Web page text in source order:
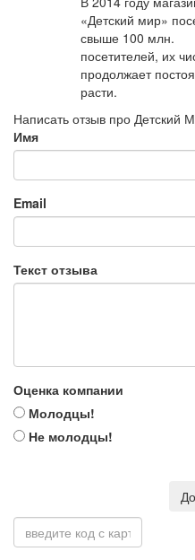
«Детский мир»
свыше 100 млн.
посетителей, их
продолжает
расти.
Написать отзыв про Детский
Имя
Email
Текст отзыва
Оценка компании
Молодцы!
Не молодцы!